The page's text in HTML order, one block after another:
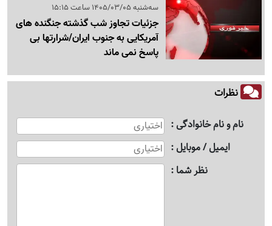
سه‌شنبه 1405/03/05 ساعت 15:15
جزئیات تجاوز شب گذشته جنگنده های
آمریکایی به جنوب ایران/شرارتها بی
پاسخ نمی ماند
نظرات
نام و نام خانوادگی
ایمیل / موبایل
نظر شما